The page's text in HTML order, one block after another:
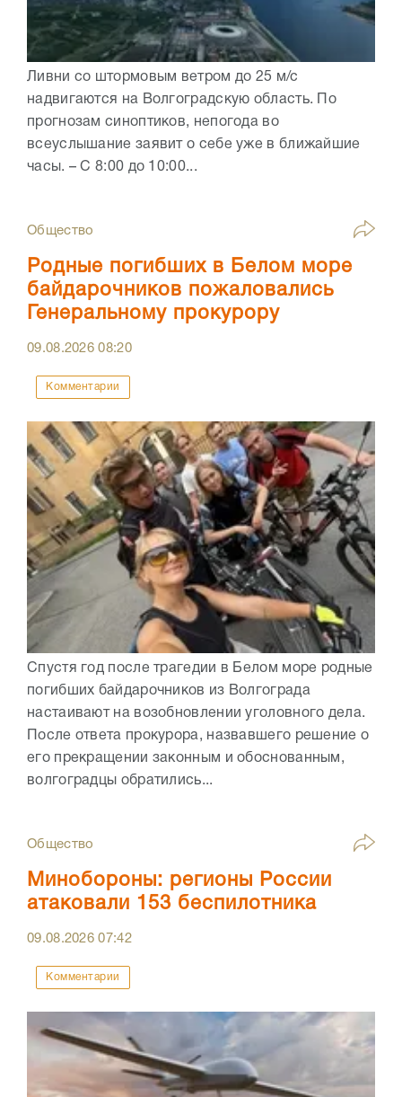
Ливни со штормовым ветром до 25 м/с
надвигаются на Волгоградскую область. По
прогнозам синоптиков, непогода во
всеуслышание заявит о себе уже в ближайшие
часы. – С 8:00 до 10:00...
Общество
Родные погибших в Белом море
байдарочников пожаловались
Генеральному прокурору
09.08.202608:20
Комментарии
Спустя год после трагедии в Белом море родные
погибших байдарочников из Волгограда
настаивают на возобновлении уголовного дела.
После ответа прокурора, назвавшего решение о
его прекращении законным и обоснованным,
волгоградцы обратились...
Общество
Минобороны: регионы России
атаковали 153 беспилотника
09.08.202607:42
Комментарии